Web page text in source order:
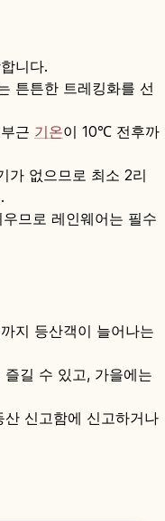
니다.
튼튼한 트레킹화를 선
근 기온이 10℃ 전후까
가 없으므로 최소 2리
므로 레인웨어는 필수
지 등산객이 늘어나는
길 수 있고, 가을에는
신고함에 신고하거나